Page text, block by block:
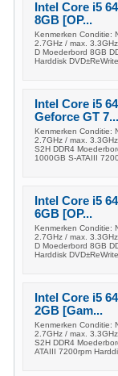
Intel Core i5
8GB [OP...
Kenmerken Conditie:
2.7GHz / max.
D Moederbord 8GB
Harddisk
Intel Core i5
Geforce GT 7...
Kenmerken Conditie:
2.7GHz / max.
S2H DDR4
1000GB S-ATAIII
Intel Core i5
6GB [OP...
Kenmerken Conditie:
2.7GHz / max.
D Moederbord 8GB
Harddisk
Intel Core i5
2GB [Gam...
Kenmerken Conditie:
2.7GHz / max.
S2H DDR4
ATAIII 7200rpm